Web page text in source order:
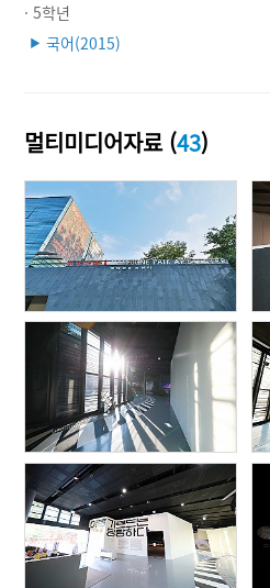
· 5학년
▶ 국어(2015)
멀티미디어자료 (43)